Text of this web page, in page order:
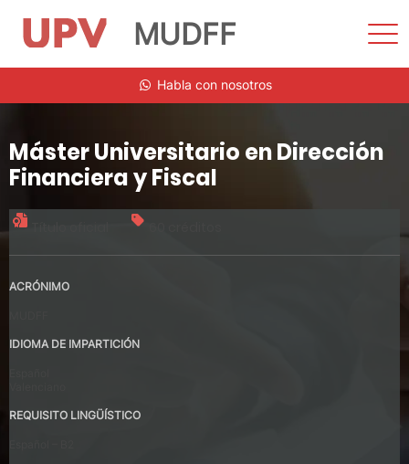
MUDFF
Habla con nosotros
Máster Universitario en Dirección
Financiera y Fiscal
ACRÓNIMO
IDIOMA DE IMPARTICIÓN
REQUISITO LINGÜÍSTICO